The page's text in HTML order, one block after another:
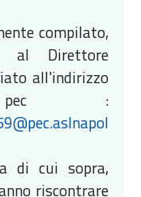
compilato,
al Direttore
all'indirizzo
:
di cui sopra,
riscontrare